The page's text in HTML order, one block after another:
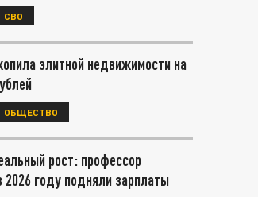
СВО
элитной недвижимости на
ОБЩЕСТВО
рост: профессор
2026 году подняли зарплаты